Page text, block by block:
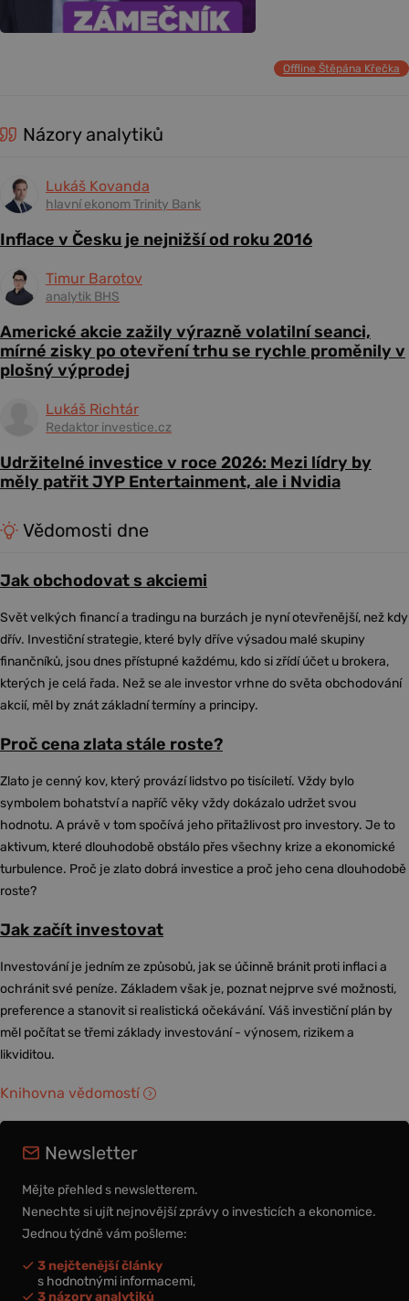
Offline Štěpána Křečka
Názory analytiků
Lukáš Kovanda
hlavní ekonom Trinity Bank
Inflace v Česku je nejnižší od roku 2016
Timur Barotov
analytik BHS
Americké akcie zažily výrazně volatilní seanci,
mírné zisky po otevření trhu se rychle proměnily v
plošný výprodej
Lukáš Richtár
Redaktor investice.cz
Udržitelné investice v roce 2026: Mezi lídry by
měly patřit JYP Entertainment, ale i Nvidia
Vědomosti dne
Jak obchodovat s akciemi
Svět velkých financí a tradingu na burzách je nyní otevřenější, než kdy
dřív. Investiční strategie, které byly dříve výsadou malé skupiny
finančníků, jsou dnes přístupné každému, kdo si zřídí účet u brokera,
kterých je celá řada. Než se ale investor vrhne do světa obchodování
akcií, měl by znát základní termíny a principy.
Proč cena zlata stále roste?
Zlato je cenný kov, který provází lidstvo po tisíciletí. Vždy bylo
symbolem bohatství a napříč věky vždy dokázalo udržet svou
hodnotu. A právě v tom spočívá jeho přitažlivost pro investory. Je to
aktivum, které dlouhodobě obstálo přes všechny krize a ekonomické
turbulence. Proč je zlato dobrá investice a proč jeho cena dlouhodobě
roste?
Jak začít investovat
Investování je jedním ze způsobů, jak se účinně bránit proti inflaci a
ochránit své peníze. Základem však je, poznat nejprve své možnosti,
preference a stanovit si realistická očekávání. Váš investiční plán by
měl počítat se třemi základy investování - výnosem, rizikem a
likviditou.
Knihovna vědomostí
Newsletter
Mějte přehled s newsletterem.
Nenechte si ujít nejnovější zprávy o investicích a ekonomice.
Jednou týdně vám pošleme:
3 nejčtenější články
s hodnotnými informacemi,
3 názory analytiků